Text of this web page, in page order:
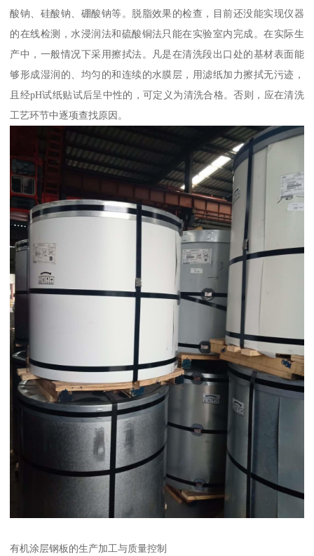
酸钠、硅酸钠、硼酸钠等。脱脂效果的检查，目前还没能实现仪器
的在线检测，水浸润法和硫酸铜法只能在实验室内完成。在实际生
产中，一般情况下采用擦拭法。凡是在清洗段出口处的基材表面能
够形成湿润的、均匀的和连续的水膜层，用滤纸加力擦拭无污迹，
且经pH试纸贴试后呈中性的，可定义为清洗合格。否则，应在清洗
工艺环节中逐项查找原因。
有机涂层钢板的生产加工与质量控制